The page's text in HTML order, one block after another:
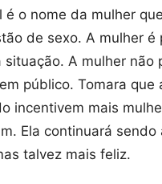
é o nome da mulher
de sexo. A mulher é
situação. A mulher não
público. Tomara que
incentivem mais
Ela continuará sendo
talvez mais feliz.